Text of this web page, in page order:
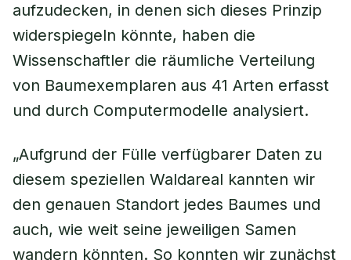
aufzudecken, in denen sich dieses Prinzip
widerspiegeln könnte, haben die
Wissenschaftler die räumliche Verteilung
von Baumexemplaren aus 41 Arten erfasst
und durch Computermodelle analysiert.
„Aufgrund der Fülle verfügbarer Daten zu
diesem speziellen Waldareal kannten wir
den genauen Standort jedes Baumes und
auch, wie weit seine jeweiligen Samen
wandern könnten. So konnten wir zunächst